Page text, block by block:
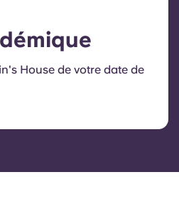
House de votre date de